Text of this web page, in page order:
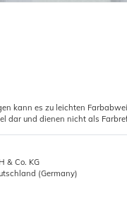
kann es zu leichten
dar und dienen nicht als
& Co. KG
(Germany)